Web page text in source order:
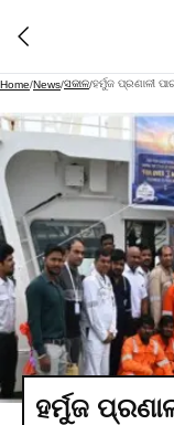
Home/News/ସକାଳ/
ହର୍ମୁଜ